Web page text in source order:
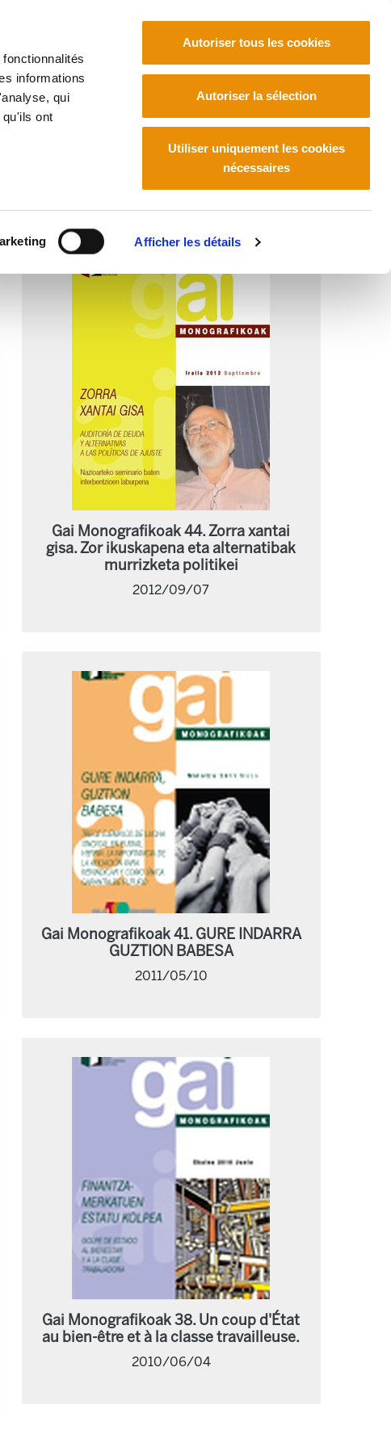
informations
qui
ont
Afficher les détails
Autoriser tous les cookies
Autoriser la sélection
Utiliser uniquement les cookies
nécessaires
Gai Monografikoak 44. Zorra xantai
gisa. Zor ikuskapena eta alternatibak
murrizketa politikei
2012/09/07
Gai Monografikoak 41. GURE INDARRA
GUZTION BABESA
2011/05/10
Gai Monografikoak 38. Un coup d'État
au bien-être et à la classe travailleuse.
2010/06/04